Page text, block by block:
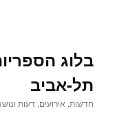
בלוג
תל-אביב
חדשות, אירועים, דעות